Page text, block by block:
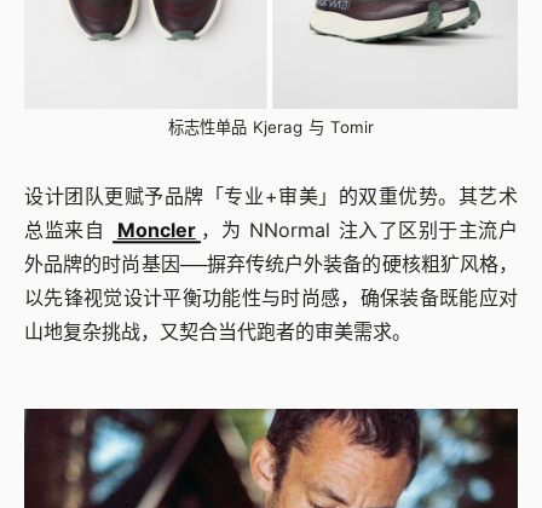
标志性单品 Kjerag 与 Tomir
设计团队更赋予品牌「专业+审美」的双重优势。其艺术
总监来自
Moncler ，为 NNormal 注入了区别于主流户
外品牌的时尚基因──摒弃传统户外装备的硬核粗犷风格，
以先锋视觉设计平衡功能性与时尚感，确保装备既能应对
山地复杂挑战，又契合当代跑者的审美需求。